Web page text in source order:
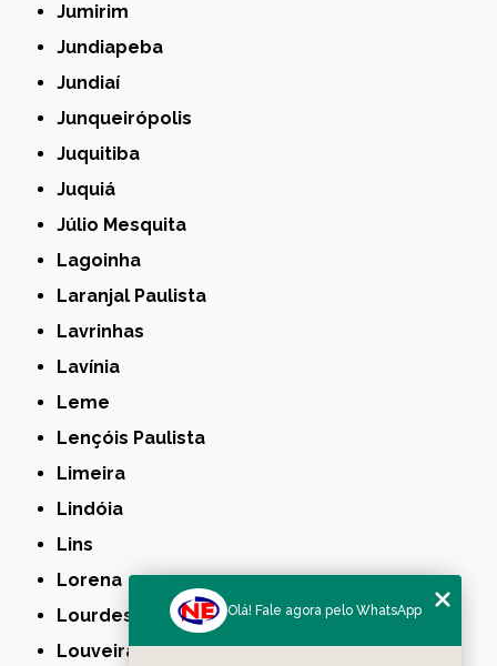
Jumirim
Jundiapeba
Jundiaí
Junqueirópolis
Juquitiba
Juquiá
Júlio Mesquita
Lagoinha
Laranjal Paulista
Lavrinhas
Lavínia
Leme
Lençóis Paulista
Limeira
Lindóia
Lins
Lorena
Lourdes
Louveira
Olá! Fale agora pelo WhatsApp